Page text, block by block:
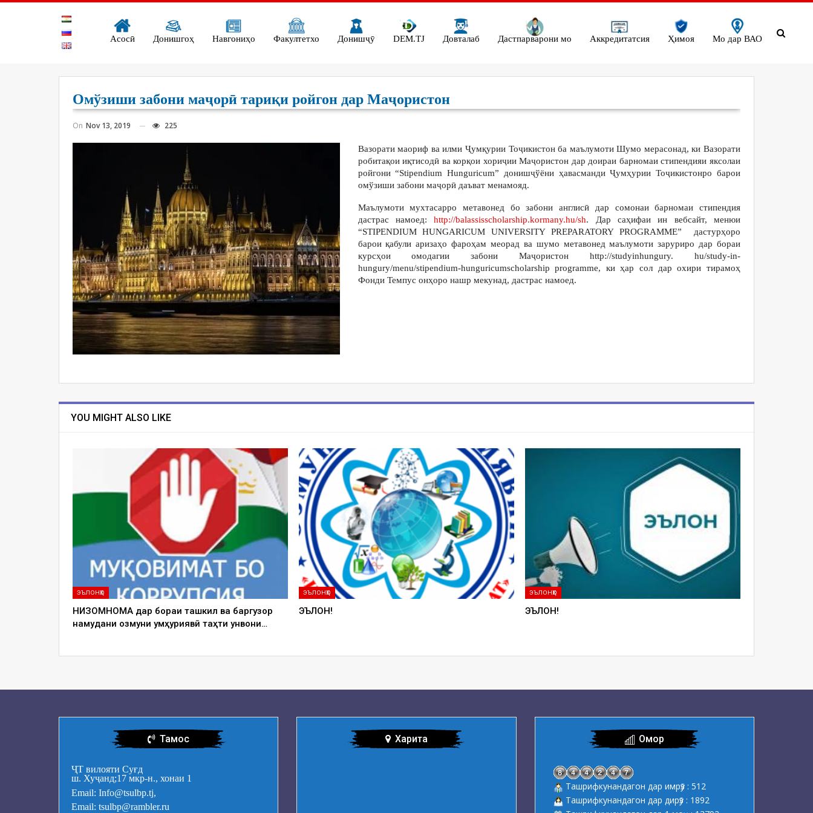
Асосӣ Донишгоҳ Навгониҳо Факултетхо Донишҷӯ DEM.TJ Довталаб Дастпарварони мо Аккредитатсия Ҳимоя Мо дар ВАО
Омўзиши забони маҷорӣ тариқи ройгон дар Маҷористон
On Nov 13, 2019 225
Вазорати маориф ва илми Ҷумқурии Тоҷикистон ба маълумоти Шумо мерасонад, ки Вазорати
робитақои иқтисодӣ ва корқои хориҷии Маҷористон дар доираи барномаи стипендияи яксолаи
ройгони “Stipendium Hunguricum” донишҷўёни ҳавасманди Ҷумҳурии Тоҷикистонро барои
омўзиши забони маҷорӣ даъват менамояд.
Маълумоти мухтасарро метавонед бо забони англисӣ дар сомонаи барномаи стипендия
дастрас намоед:http://balassisscholarship.kormany.hu/sh. Дар саҳифаи ин вебсайт, менюи
“STIPENDIUM HUNGARICUM UNIVERSITY PREPARATORY PROGRAMME” дастурҳоро
барои қабули аризаҳо фароҳам меорад ва шумо метавонед маълумоти заруриро дар бораи
курсҳои омодагии забони Маҷористон http://studyinhungury. hu/study-in-
hungury/menu/stipendium-hunguricumscholarship programme, ки ҳар сол дар охири тирамоҳ
Фонди Темпус онҳоро нашр мекунад, дастрас намоед.
YOU MIGHT ALSO LIKE
ЭЪЛОНҲО
НИЗОМНОМА дар бораи ташкил ва баргузор
намудани озмуни ҷумҳуриявӣ таҳти унвони…
ЭЪЛОНҲО
ЭЪЛОН!
ЭЪЛОНҲО
ЭЪЛОН!
Тамос
ҶТ вилояти Суғд
ш. Хуҷанд;17 мкр-н., хонаи 1
Email: Info@tsulbp.tj,
Email: tsulbp@rambler.ru
Харита Омор
Ташрифкунандагон дар имрӯз : 512
Ташрифкунандагон дар дирӯз : 1892